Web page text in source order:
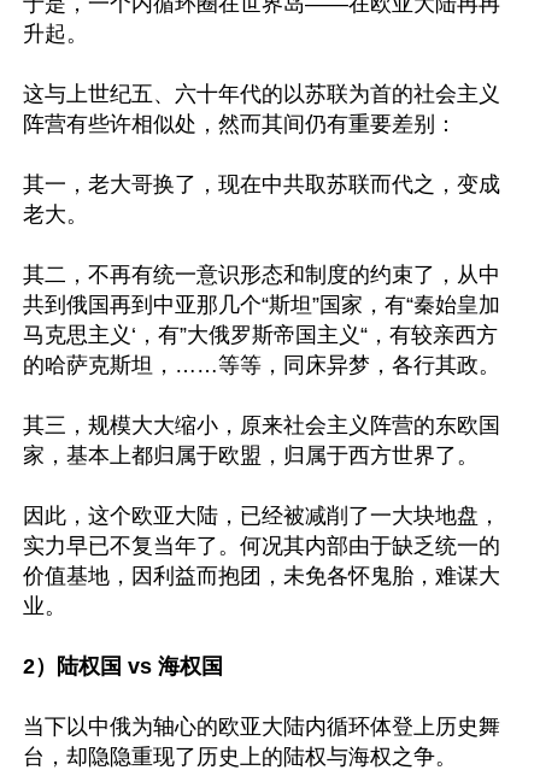
升起。
这与上世纪五、六十年代的以苏联为首的社会主义
阵营有些许相似处，然而其间仍有重要差别：
其一，老大哥换了，现在中共取苏联而代之，变成
老大。
其二，不再有统一意识形态和制度的约束了，从中
共到俄国再到中亚那几个“斯坦”国家，有“秦始皇加
马克思主义‘，有”大俄罗斯帝国主义“，有较亲西方
的哈萨克斯坦，……等等，同床异梦，各行其政。
其三，规模大大缩小，原来社会主义阵营的东欧国
家，基本上都归属于欧盟，归属于西方世界了。
因此，这个欧亚大陆，已经被减削了一大块地盘，
实力早已不复当年了。何况其内部由于缺乏统一的
价值基地，因利益而抱团，未免各怀鬼胎，难谋大
业。
2）陆权国 vs 海权国
当下以中俄为轴心的欧亚大陆内循环体登上历史舞
台，却隐隐重现了历史上的陆权与海权之争。